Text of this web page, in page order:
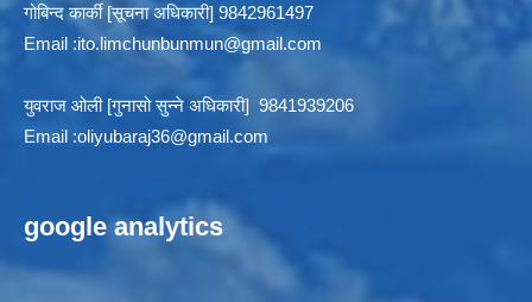
गोबिन्द कार्की [सूचना अधिकारी] 9842961497
Email :ito.limchunbunmun@gmail.com
युवराज ओली [गुनासो सुन्ने अधिकारी] 9841939206
Email :oliyubaraj36@gmail.com
google analytics